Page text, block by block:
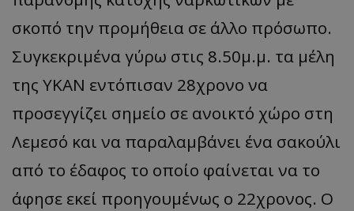
σκοπό την προμήθεια σε άλλο πρόσωπο.
Συγκεκριμένα γύρω στις 8.50μ.μ. τα μέλη
της ΥΚΑΝ εντόπισαν 28χρονο να
προσεγγίζει σημείο σε ανοικτό χώρο στη
Λεμεσό και να παραλαμβάνει ένα σακούλι
από το έδαφος το οποίο φαίνεται να το
άφησε εκεί προηγουμένως ο 22χρονος. Ο